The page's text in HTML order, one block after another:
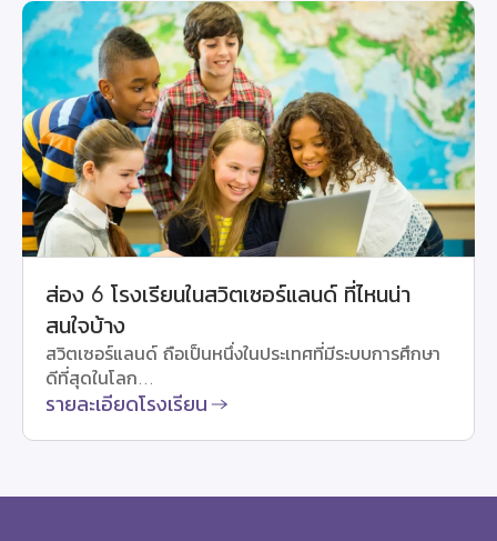
ส่อง 6 โรงเรียนในสวิตเซอร์แลนด์ ที่ไหนน่า
สนใจบ้าง
สวิตเซอร์แลนด์ ถือเป็นหนึ่งในประเทศที่มีระบบการศึกษา
ดีที่สุดในโลก...
รายละเอียดโรงเรียน